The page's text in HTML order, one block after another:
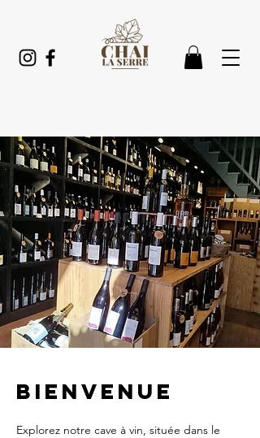
Bienvenue
Explorez notre cave à vin, située dans le